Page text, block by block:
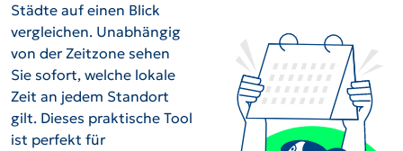
Städte auf einen Blick
vergleichen. Unabhängig
von der Zeitzone sehen
Sie sofort, welche lokale
Zeit an jedem Standort
gilt. Dieses praktische Tool
ist perfekt für